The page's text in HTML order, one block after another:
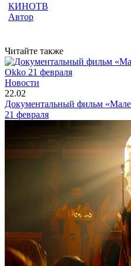
КИНОТВ
Автор
Читайте также
Новости
22.02
Документальный фильм
21 февраля